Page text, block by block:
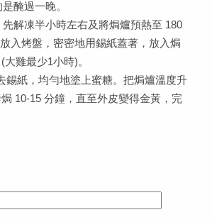
醃過一晚。
解凍半小時左右及將焗爐預熱至 180
入烤盤，密密地用錫紙蓋著，放入焗
雞最少1小時)。
錫紙，均勻地塗上蜜糖。把焗爐溫度升
10-15 分鐘，直至外皮變得金黃，完